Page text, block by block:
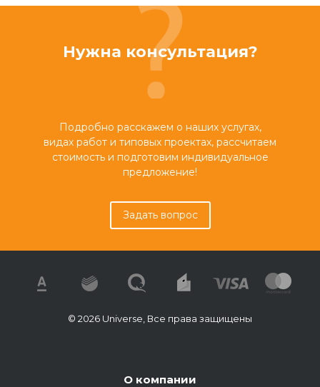
Нужна консультация?
Подробно расскажем о наших услугах,
видах работ и типовых проектах, рассчитаем
стоимость и подготовим индивидуальное
предложение!
Задать вопрос
© 2026 Universe, Все права защищены
О компании